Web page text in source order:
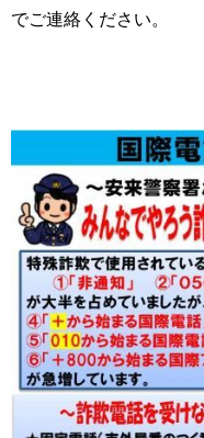
でご連絡ください。